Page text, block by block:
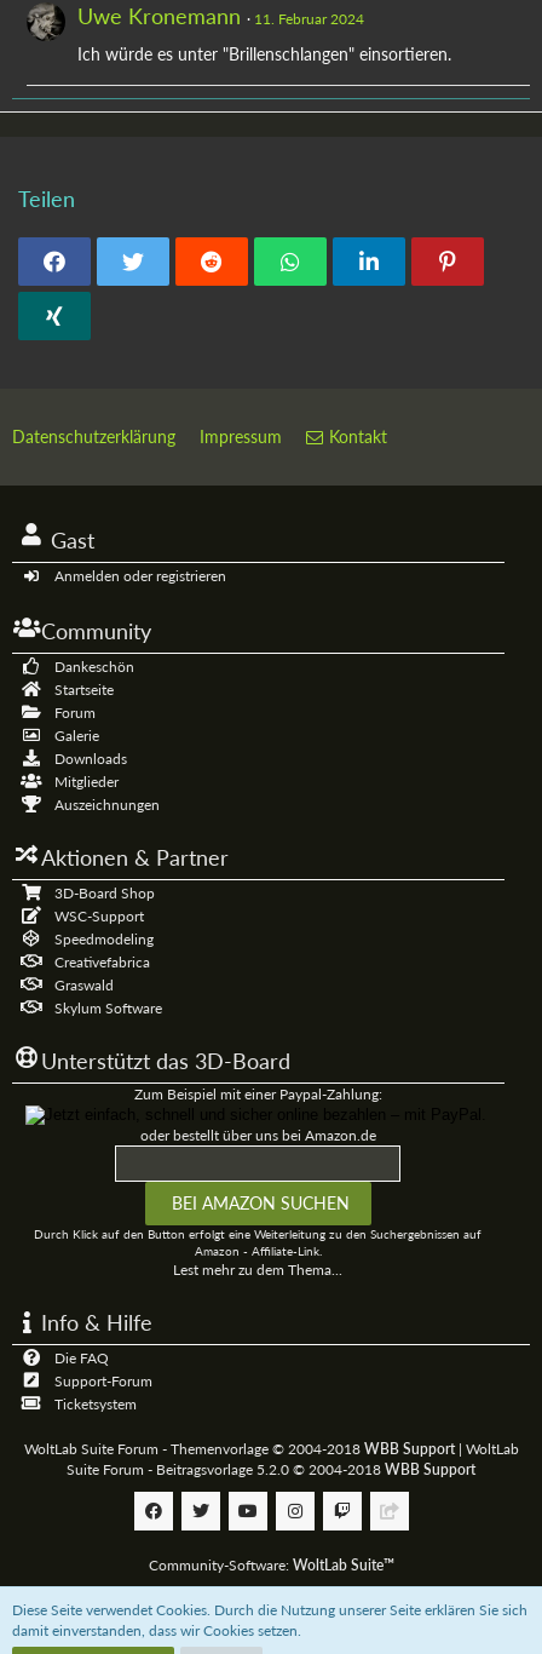
Uwe Kronemann 11. Februar 2024
Ich würde es unter "Brillenschlangen" einsortieren.
Teilen
Datenschutzerklärung Impressum Kontakt
Gast
Anmelden oder registrieren
Community
Dankeschön
Startseite
Forum
Galerie
Downloads
Mitglieder
Auszeichnungen
Aktionen & Partner
3D-Board Shop
WSC-Support
Speedmodeling
Creativefabrica
Graswald
Skylum Software
Unterstützt das 3D-Board
Zum Beispiel mit einer Paypal-Zahlung:
oder bestellt über uns bei Amazon.de
Durch Klick auf den Button erfolgt eine Weiterleitung zu den Suchergebnissen auf
Amazon - Affiliate-Link.
Lest mehr zu dem Thema...
Info & Hilfe
Die FAQ
Support-Forum
Ticketsystem
WoltLab Suite Forum - Themenvorlage © 2004-2018 WBB Support| WoltLab
Suite Forum - Beitragsvorlage 5.2.0 © 2004-2018 WBB Support
Community-Software: WoltLab Suite™
Unterstützt das 3D-Board mit einerPaypal-Zahlung oder bestellt über uns bei
Amazon.de
Diese Seite verwendet Cookies. Durch die Nutzung unserer Seite erklären Sie sich
damit einverstanden, dass wir Cookies setzen.